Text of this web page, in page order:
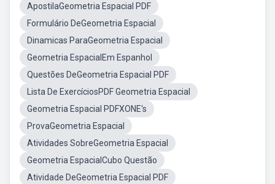
ApostilaGeometria Espacial PDF
Formulário DeGeometria Espacial
Dinamicas ParaGeometria Espacial
Geometria EspacialEm Espanhol
Questões DeGeometria Espacial PDF
Lista De ExercíciosPDF Geometria Espacial
Geometria Espacial PDFXONE's
ProvaGeometria Espacial
Atividades SobreGeometria Espacial
Geometria EspacialCubo Questão
Atividade DeGeometria Espacial PDF